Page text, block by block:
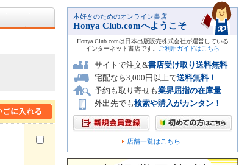
本好きのためのオンライン書店
Honya Club.comへようこそ
Honya Club.comは日本出版販売株式会社が運営している
インターネット書店です。
ご利用ガイドはこちら
サイトで注文&書店受け取り送料無料
宅配なら3,000円以上で送料無料！
予約も取り寄せも業界屈指の在庫量
外出先でも検索や購入がカンタン！
店舗一覧はこちら